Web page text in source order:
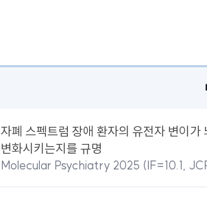
자폐 스펙트럼 장애 환자의 유전자 변이
변화시키는지를 규명
Molecular Psychiatry 2025 (IF=10.1,